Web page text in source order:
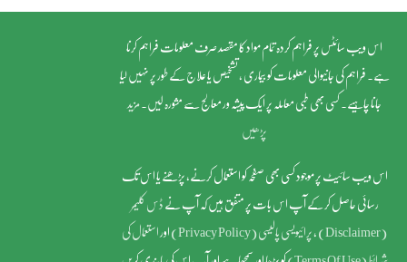
اس ویب سائٹس پر فراہم کردہ تمام مواد کا مقصد صرف معلومات فراہم کرنا
ہے۔ فراہم کی جانیوالی معلومات کو بیماری ، تشخیص یا علاج کے طور پر نہیں لیا
جانا چاہیے۔ کسی بھی طبی معاملہ پر ایک پیشہ ور معالج سے مشورہ لیں۔ مزید
پڑھیں
اس ویب سائیٹ پر موجود کسی بھی صفحہ کو استعمال کرنے، پڑھنے یا اس تک
رسائی حاصل کر کے آپ اس بات پر متفق ہیں کہ آپ نے ڈس کلیمر
(Disclaimer)
, پرائیویسی پالیسی (Privacy Policy) اور استعمال کی